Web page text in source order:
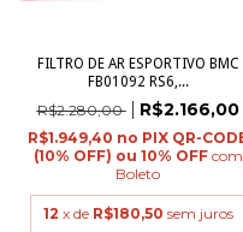
FILTRO DE AR ESPORTIVO BMC
FB01092 RS6,...
R$2.280,00 R$2.166,00
R$1.949,40
com
Boleto
12 x de R$180,50 sem juros